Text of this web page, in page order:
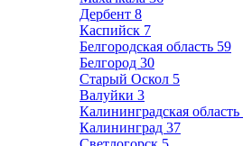
Дербент 8
Каспийск 7
Белгородская область 59
Белгород 30
Старый Оскол 5
Валуйки 3
Калининградская область
Калининград 37